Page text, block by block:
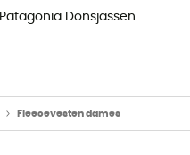
Patagonia Donsjassen
Fleecevesten dames